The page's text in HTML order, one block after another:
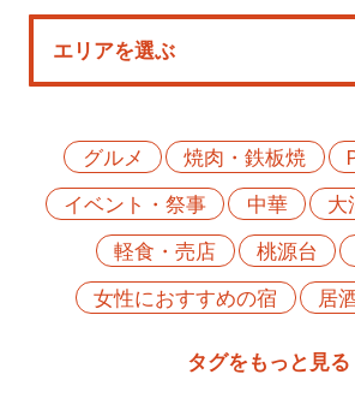
特集
グルメ
焼肉・鉄板焼
イベント・祭事
中華 大
軽食・売店
桃源台
女性におすすめの宿
居